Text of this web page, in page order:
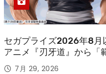
セガプライズ2026年8月
アニメ『刃牙道』から「
次郎」が登場ッッ!!
7月 29, 2026